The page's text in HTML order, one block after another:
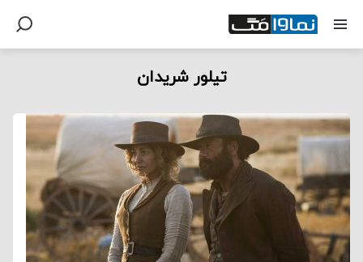
تیلور شریدان